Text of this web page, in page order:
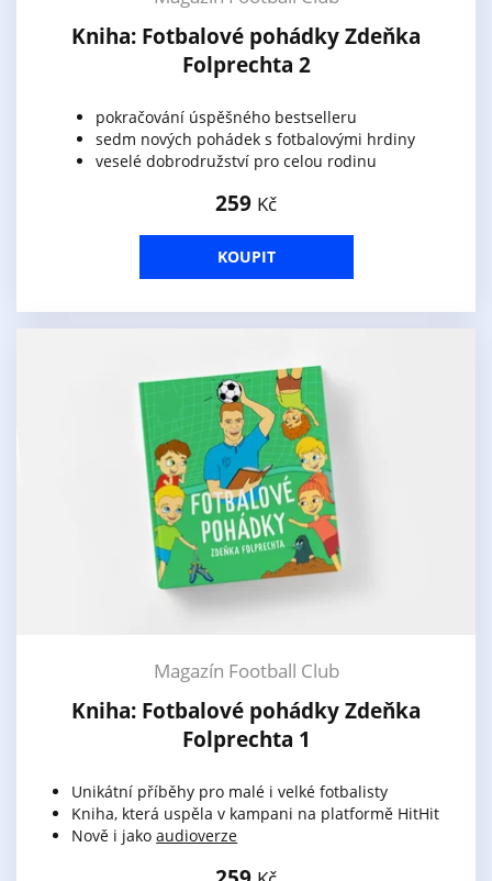
Kniha: Fotbalové pohádky Zdeňka
Folprechta 2
pokračování úspěšného bestselleru
sedm nových pohádek s fotbalovými hrdiny
veselé dobrodružství pro celou rodinu
259 Kč
KOUPIT
Magazín Football Club
Kniha: Fotbalové pohádky Zdeňka
Folprechta 1
Unikátní příběhy pro malé i velké fotbalisty
Kniha, která uspěla v kampani na platformě HitHit
Nově i jakoaudioverze